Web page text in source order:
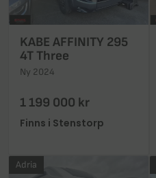
KABE AFFINITY 295
4T Three
Ny 2024
1 199 000 kr
Finns i Stenstorp
Adria